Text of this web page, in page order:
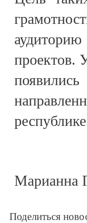
проектов.
Поделиться